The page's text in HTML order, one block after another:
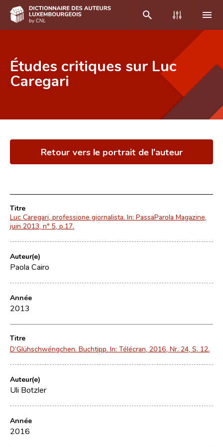
DE
Foire aux questions
Équipe scientifique
Contact
Études critiques sur Luc
Caregari
Retour vers le portrait de l'auteur
Titre
Luc Caregari, professione giornalista. In: PassaParola Magazine,
juin 2013, n° 5, p.17.
Auteur(e)
Paola Cairo
Année
2013
Titre
D’Glühschwéngchen. Buchtipp. In: Télécran, 2016, Nr. 24, S. 12.
Auteur(e)
Uli Botzler
Année
2016